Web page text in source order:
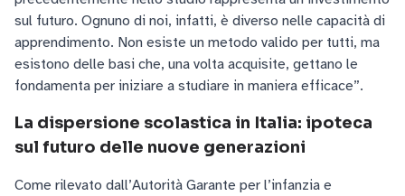
sul futuro. Ognuno di noi, infatti, è diverso nelle capacità di
apprendimento. Non esiste un metodo valido per tutti, ma
esistono delle basi che, una volta acquisite, gettano le
fondamenta per iniziare a studiare in maniera efficace”.
La dispersione scolastica in Italia: ipoteca
sul futuro delle nuove generazioni
Come rilevato dall’Autorità Garante per l’infanzia e